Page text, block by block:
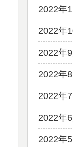
2022年
2022年
2022年9
2022年8
2022年7
2022年6
2022年5